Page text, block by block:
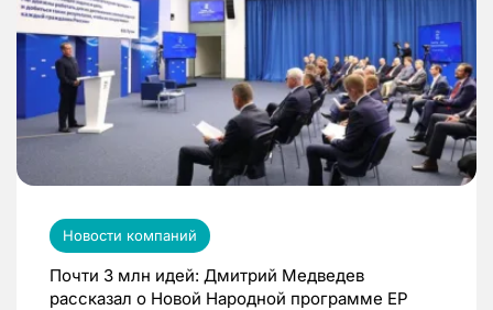
Новости компаний
Почти 3 млн идей: Дмитрий Медведев
рассказал о Новой Народной программе ЕР